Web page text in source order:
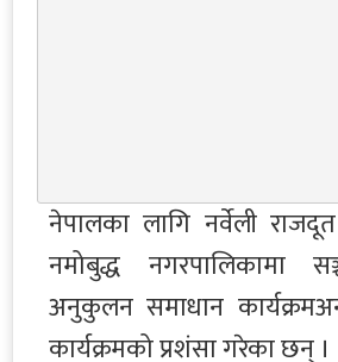
नेपालका लागि नर्वेली
नमोबुद्ध नगरपालिकामा
अनुकुलन समाधान
कार्यक्रमको प्रशंसा गरेका छन् ।